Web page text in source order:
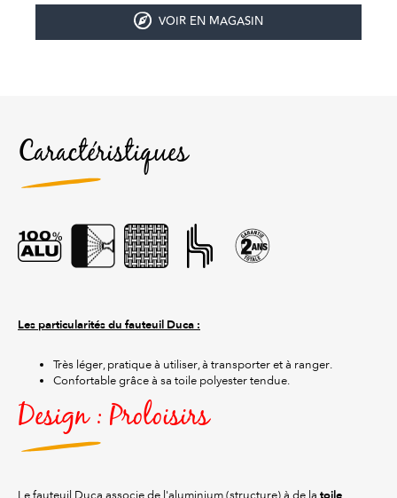
VOIR EN MAGASIN
Caractéristiques
Les particularités du fauteuil Duca :
Très léger, pratique à utiliser, à transporter et à ranger.
Confortable grâce à sa toile polyester tendue.
Design : Proloisirs
Le fauteuil Duca associe de l'aluminium (structure) à de la